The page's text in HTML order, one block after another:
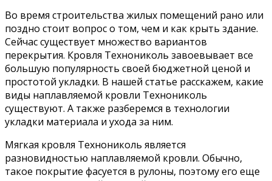
Во время строительства жилых помещений рано или
поздно стоит вопрос о том, чем и как крыть здание.
Сейчас существует множество вариантов
перекрытия. Кровля Технониколь завоевывает все
большую популярность своей бюджетной ценой и
простотой укладки. В нашей статье расскажем, какие
виды наплавляемой кровли Технониколь
существуют. А также разберемся в технологии
укладки материала и ухода за ним.
Мягкая кровля Технониколь является
разновидностью наплавляемой кровли. Обычно,
такое покрытие фасуется в рулоны, поэтому его еще